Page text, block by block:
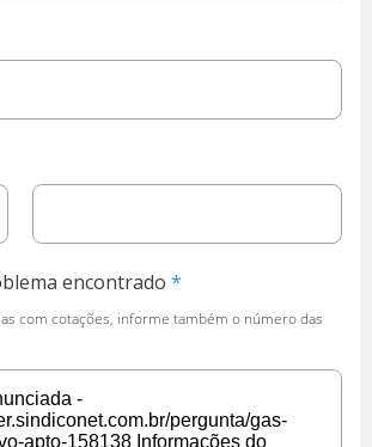
encontrado
com cotações, informe também o número das